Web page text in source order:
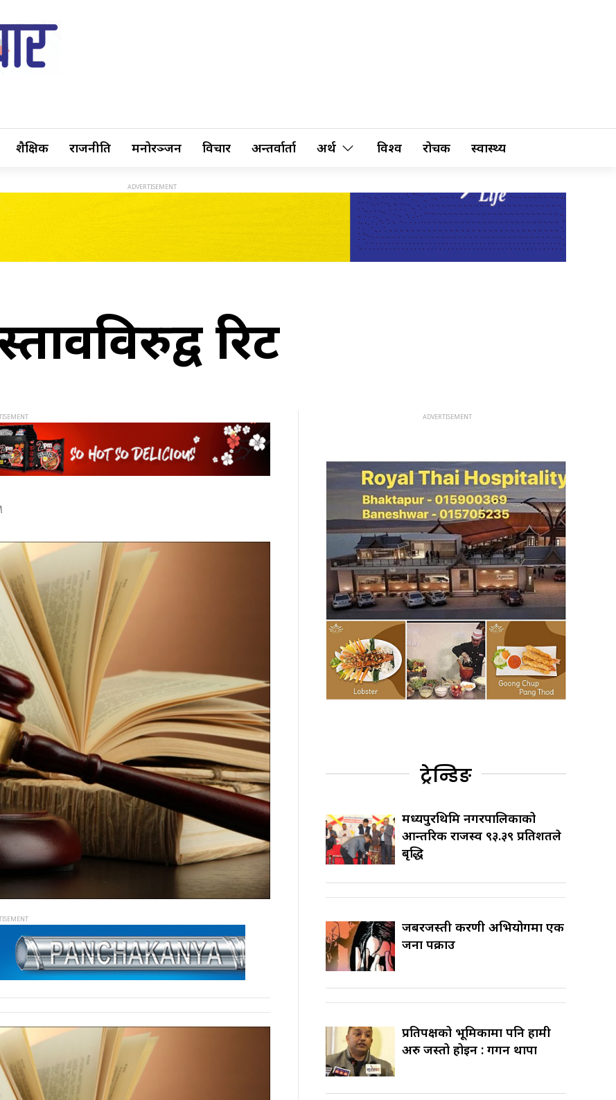
शैक्षिक राजनीति मनोरञ्जन विचार अन्तर्वार्ता अर्थ विश्व रोचक स्वास्थ्य
रिट
ट्रेन्डिङ
मध्यपुरथिमि नगरपालिकाको
आन्तरिक राजस्व ९३.३९ प्रतिशतले
बृद्धि
जबरजस्ती करणी अभियोगमा एक
जना पक्राउ
प्रतिपक्षको भूमिकामा पनि हामी
अरु जस्तो होइन : गगन थापा